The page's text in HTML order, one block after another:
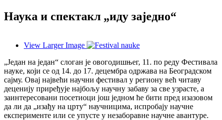
Наука и спектакл „иду заједно“
View Larger Image
„Један на један“ слоган је овогодишњег, 11. по реду Фестивала
науке, који се од 14. до 17. децембра одржава на Београдском
сајму. Овај највећи научни фестивал у региону већ читаву
деценију приређује најбољу научну забаву за све узрасте, а
заинтересовани посетиоци још једном ће бити пред изазовом
да ли да „изађу на црту“ научницима, испробају научне
експерименте или се упусте у незаборавне научне авантуре.